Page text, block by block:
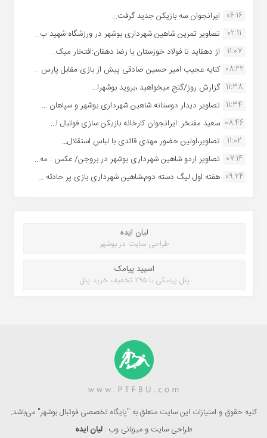
06:16 ایرانجوان سه بازیکن جدید گرفت...
02:11
تصاویر تمرین شاهین شهردارى بوشهر در ورزشگاه شهید ب...
11:07
از دهقاید تا فولاد خوزستان با رضا دهقان:افتخار میک...
08:22 کنایه عجیب امیر حسین صادقی پیش از بازی مقابل پارس ...
11:38 گزارش روز/گنج میخواهید ،بروید بوشهر!...
11:34 تصاویر دیدار دوستانه شاهین شهردارى بوشهر و سپاهان ...
08:46 سعید مفتخر :ایرانجوان کارخانه بازیکن سازی فوتبال ا...
11:02
تصاویر،اولین حضور مهدی قائدی با لباس استقلال...
07:14 تصاویر اردو شاهین شهرداری بوشهر در بروجن/ عکس : مه...
09:24 هفته اول لیگ دسته دوم،شاهین شهرداری بازی پر حادثه ...
لیان ایده
طراحی سایت در بوشهر
اسپید پیامک
پنل پیامکی با ۹۵٪ تخفیف خرید پنل
کلیه حقوق و امتیازات این سایت متعلق به "پایگاه تخصصی فوتبال بوشهر" می‌باشد.
طراحی سایت و میزبانی وب :لیان ایده